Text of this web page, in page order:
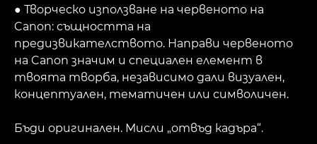
● Творческо използване на червеното на
Canon: същността на
предизвикателството. Направи червеното
на Canon значим и специален елемент в
твоята творба, независимо дали визуален,
концептуален, тематичен или символичен.
Бъди оригинален. Мисли „отвъд кадъра“.